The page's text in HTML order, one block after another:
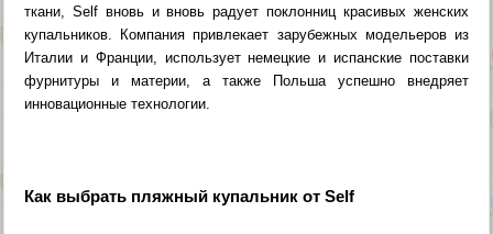
ткани, Self вновь и вновь радует поклонниц красивых женских
купальников. Компания привлекает зарубежных модельеров из
Италии и Франции, использует немецкие и испанские поставки
фурнитуры и материи, а также Польша успешно внедряет
инновационные технологии.
Как выбрать пляжный купальник от Self